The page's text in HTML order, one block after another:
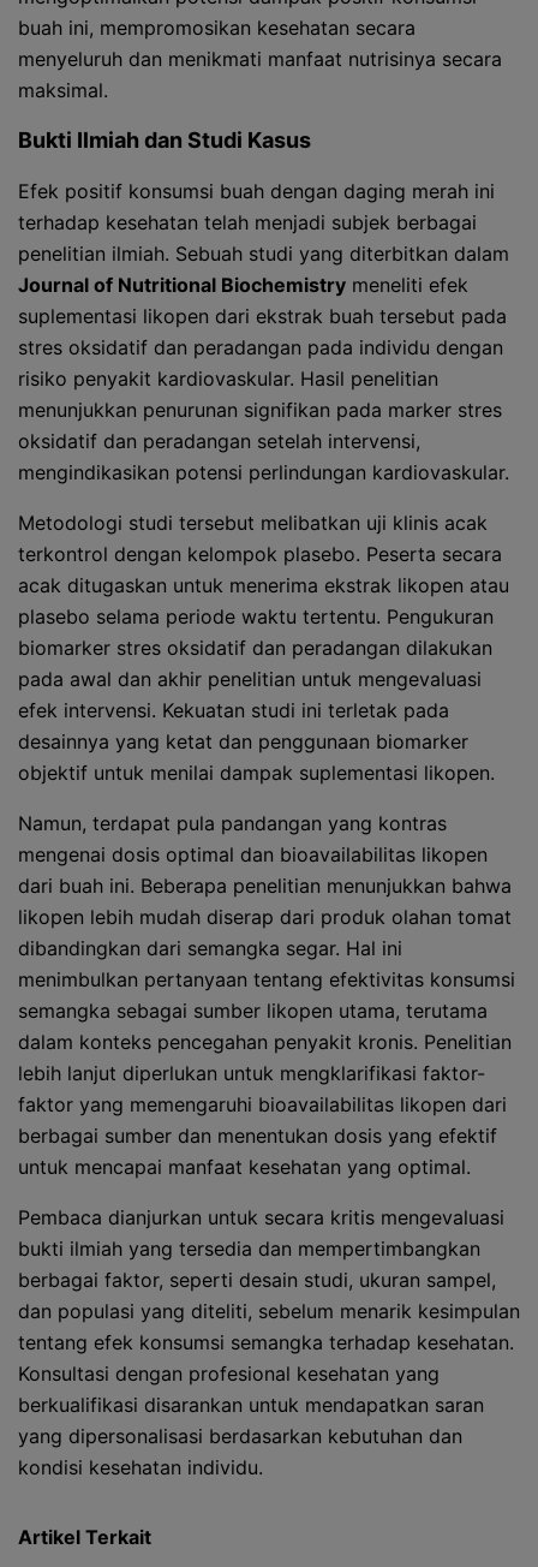
buah ini, mempromosikan kesehatan secara
menyeluruh dan menikmati manfaat nutrisinya secara
maksimal.
Bukti Ilmiah dan Studi Kasus
Efek positif konsumsi buah dengan daging merah ini
terhadap kesehatan telah menjadi subjek berbagai
penelitian ilmiah. Sebuah studi yang diterbitkan dalam
Journal of Nutritional Biochemistry meneliti efek
suplementasi likopen dari ekstrak buah tersebut pada
stres oksidatif dan peradangan pada individu dengan
risiko penyakit kardiovaskular. Hasil penelitian
menunjukkan penurunan signifikan pada marker stres
oksidatif dan peradangan setelah intervensi,
mengindikasikan potensi perlindungan kardiovaskular.
Metodologi studi tersebut melibatkan uji klinis acak
terkontrol dengan kelompok plasebo. Peserta secara
acak ditugaskan untuk menerima ekstrak likopen atau
plasebo selama periode waktu tertentu. Pengukuran
biomarker stres oksidatif dan peradangan dilakukan
pada awal dan akhir penelitian untuk mengevaluasi
efek intervensi. Kekuatan studi ini terletak pada
desainnya yang ketat dan penggunaan biomarker
objektif untuk menilai dampak suplementasi likopen.
Namun, terdapat pula pandangan yang kontras
mengenai dosis optimal dan bioavailabilitas likopen
dari buah ini. Beberapa penelitian menunjukkan bahwa
likopen lebih mudah diserap dari produk olahan tomat
dibandingkan dari semangka segar. Hal ini
menimbulkan pertanyaan tentang efektivitas konsumsi
semangka sebagai sumber likopen utama, terutama
dalam konteks pencegahan penyakit kronis. Penelitian
lebih lanjut diperlukan untuk mengklarifikasi faktor-
faktor yang memengaruhi bioavailabilitas likopen dari
berbagai sumber dan menentukan dosis yang efektif
untuk mencapai manfaat kesehatan yang optimal.
Pembaca dianjurkan untuk secara kritis mengevaluasi
bukti ilmiah yang tersedia dan mempertimbangkan
berbagai faktor, seperti desain studi, ukuran sampel,
dan populasi yang diteliti, sebelum menarik kesimpulan
tentang efek konsumsi semangka terhadap kesehatan.
Konsultasi dengan profesional kesehatan yang
berkualifikasi disarankan untuk mendapatkan saran
yang dipersonalisasi berdasarkan kebutuhan dan
kondisi kesehatan individu.
Artikel Terkait